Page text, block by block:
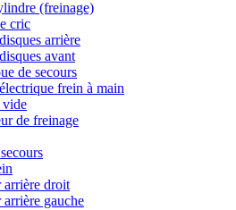
(freinage)
cric
arrière
avant
de secours
frein à main
vide
de freinage
arrière droit
gauche